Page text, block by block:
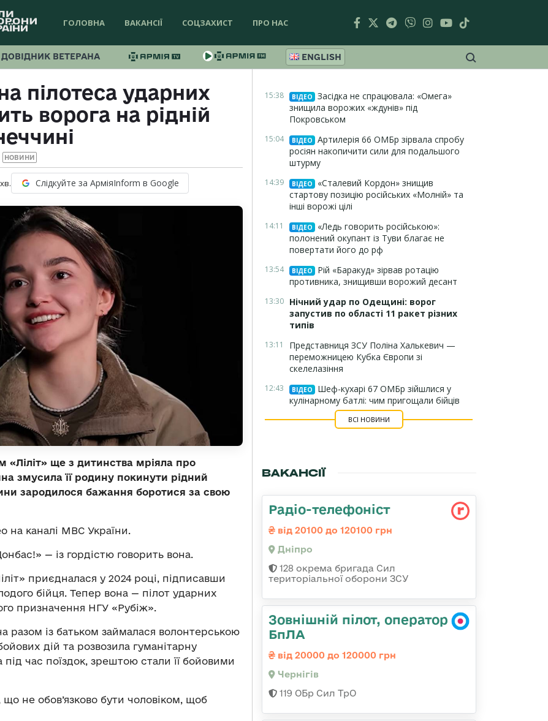
ГОЛОВНА ВАКАНСІЇ СОЦЗАХИСТ ПРО НАС
ДОВІДНИК ВЕТЕРАНА ENGLISH
пілотеса ударних
ворога на рідній
НОВИНИ
хв. Слідкуйте за АрміяInform в Google
«Ліліт» ще з дитинства мріяла про
змусила її родину покинути рідний
зародилося бажання боротися за свою
на каналі МВС України.
— із гордістю говорить вона.
приєдналася у 2024 році, підписавши
бійця. Тепер вона — пілот ударних
призначення НГУ «Рубіж».
разом із батьком займалася волонтерською
дій та розвозила гуманітарну
під час поїздок, зрештою стали її бойовими
не обов’язково бути чоловіком, щоб
15:38 ВІДЕО
Засідка не спрацювала: «Омега»
знищила ворожих «ждунів» під
Покровськом
15:04 ВІДЕО
Артилерія 66 ОМБр зірвала спробу
росіян накопичити сили для подальшого
штурму
14:39 ВІДЕО
«Сталевий Кордон» знищив
стартову позицію російських «Молній» та
інші ворожі цілі
14:11 ВІДЕО
«Ледь говорить російською»:
полонений окупант із Туви благає не
повертати його до рф
13:54 ВІДЕО
Рій «Баракуд» зірвав ротацію
противника, знищивши ворожий десант
13:30 Нічний удар по Одещині: ворог
запустив по області 11 ракет різних
типів
13:11
Представниця ЗСУ Поліна Халькевич —
переможницею Кубка Європи зі
скелелазіння
12:43 ВІДЕО
Шеф-кухарі 67 ОМБр зійшлися у
кулінарному батлі: чим пригощали бійців
ВСІ НОВИНИ
ВАКАНСІЇ
Радіо-телефоніст
від 20100 до 120100 грн
Дніпро
128 окрема бригада Сил
територіальної оборони ЗСУ
Зовнішній пілот, оператор
БпЛА
від 20000 до 120000 грн
Чернігів
119 ОБр Сил ТрО